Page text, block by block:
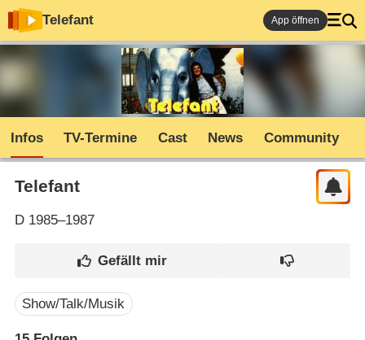
Telefant App öffnen
Infos TV-Termine Cast News Community
Telefant
D1985–1987
Show/Talk/Musik